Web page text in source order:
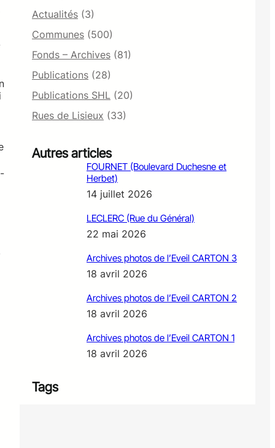
Actualités (3)
Communes (500)
Fonds – Archives (81)
Publications (28)
Publications SHL (20)
Rues de Lisieux (33)
Autres articles
FOURNET (Boulevard Duchesne et
Herbet)
14 juillet 2026
LECLERC (Rue du Général)
22 mai 2026
Archives photos de l’Eveil CARTON 3
18 avril 2026
Archives photos de l’Eveil CARTON 2
18 avril 2026
Archives photos de l’Eveil CARTON 1
18 avril 2026
Tags